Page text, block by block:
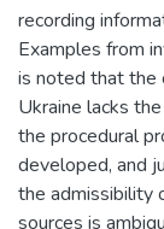
recording
Examples from
is noted that the
Ukraine lacks
the procedural
developed, and
the admissibility
sources is